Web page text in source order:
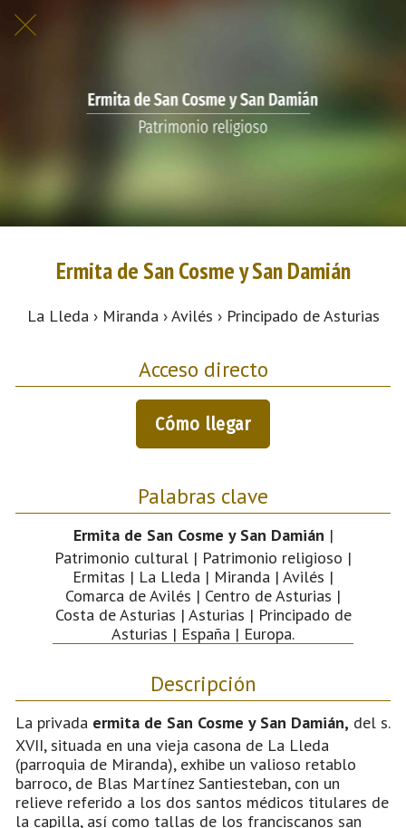
Ermita de San Cosme y San Damián
La Lleda › Miranda › Avilés › Principado de Asturias
Acceso directo
Cómo llegar
Palabras clave
Ermita de San Cosme y San Damián |
Patrimonio cultural | Patrimonio religioso |
Ermitas | La Lleda | Miranda | Avilés |
Comarca de Avilés | Centro de Asturias |
Costa de Asturias | Asturias | Principado de
Asturias | España | Europa.
Descripción
La privada ermita de San Cosme y San Damián, del s.
XVII, situada en una vieja casona de La Lleda
(parroquia de Miranda), exhibe un valioso retablo
barroco, de Blas Martínez Santiesteban, con un
relieve referido a los dos santos médicos titulares de
la capilla, así como tallas de los franciscanos san